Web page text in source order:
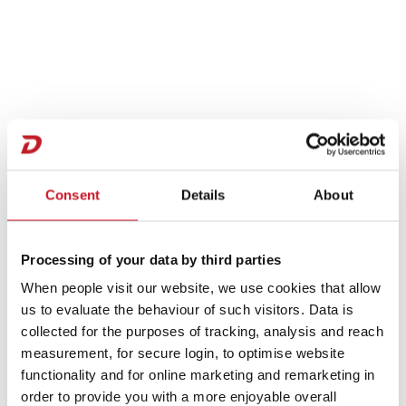
Consent Details About
Processing of your data by third parties
When people visit our website, we use cookies that allow
us to evaluate the behaviour of such visitors. Data is
collected for the purposes of tracking, analysis and reach
measurement, for secure login, to optimise website
functionality and for online marketing and remarketing in
order to provide you with a more enjoyable overall
Hinweise zum Datenschutz
Alle personenbezogenen Daten werden grundsätzlich